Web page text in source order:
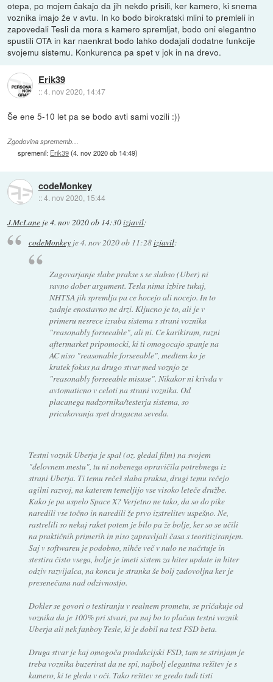
otepa, po mojem čakajo da jih nekdo prisili, ker kamero, ki snema
voznika imajo že v avtu. In ko bodo birokratski mlini to premleli in
zapovedali Tesli da mora s kamero spremljat, bodo oni elegantno
spustili OTA in kar naenkrat bodo lahko dodajali dodatne funkcije
svojemu sistemu. Konkurenca pa spet v jok in na drevo.
Erik39
::4. nov 2020, 14:47
Še ene 5-10 let pa se bodo avti sami vozili :))
Zgodovina sprememb…
spremenil: Erik39(4. nov 2020 ob 14:49)
codeMonkey
::4. nov 2020, 15:44
J.McLane je4. nov 2020 ob 14:30izjavil:
codeMonkeyje4. nov 2020 ob 11:28izjavil:
Zagovarjanje slabe prakse s se slabso (Uber) ni
ravno dober argument. Tesla nima izbire tukaj,
NHTSA jih spremlja pa ce hocejo ali nocejo. In to
zadnje enostavno ne drzi. Kljucno je to, ali je v
primeru nesrece izraba sistema s strani voznika
"reasonably forseeable", ali ni. Ce karikiram, razni
aftermarket pripomocki, ki ti omogocajo spanje na
AC niso "reasonable forseeable", medtem ko je
kratek fokus na drugo stvar med voznjo ze
"reasonably forseeable misuse". Nikakor ni krivda v
avtomaticno v celoti na strani voznika. Od
placanega nadzornika/testerja sistema, so
pricakovanja spet drugacna seveda.
Testni voznik Uberja je spal (oz. gledal film) na svojem
"delovnem mestu", tu ni nobenega opravičila potrebnega iz
strani Uberja. Ti temu rečeš slaba praksa, drugi temu rečejo
agilni razvoj, na katerem temeljijo vse visoko leteče družbe.
Kako je pa uspelo Space X? Verjetno ne tako, da so do pike
naredili vse točno in naredili že prvo izstrelitev uspešno. Ne,
rastrelili so nekaj raket potem je bilo pa že bolje, ker so se učili
na praktičnih primerih in niso zapravljali časa s teoritiziranjem.
Saj v softwareu je podobno, nihče več v nulo ne načrtuje in
stestira čisto vsega, bolje je imeti sistem za hiter update in hiter
odziv razvijalca, na koncu je stranka še bolj zadovoljna ker je
presenečana nad odzivnostjo.
Dokler se govori o testiranju v realnem prometu, se pričakuje od
voznika da je 100% pri stvari, pa naj bo to plačan testni voznik
Uberja ali nek fanboy Tesle, ki je dobil na test FSD beta.
Druga stvar je kaj omogoča produkcijski FSD, tam se strinjam je
treba voznika buzerirat da ne spi, najbolj elegantna rešitev je s
kamero, ki te gleda v oči. Tako rešitev se gredo tudi tisti